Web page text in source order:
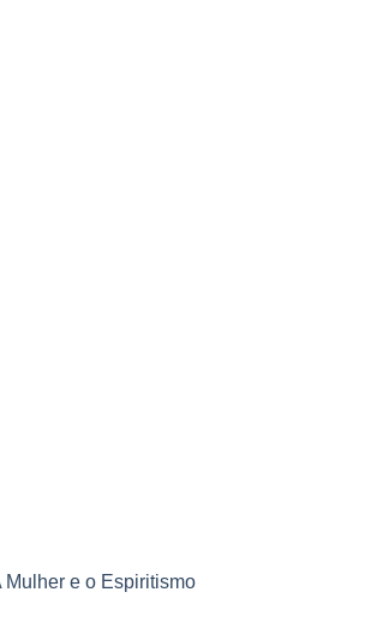
e o Espiritismo